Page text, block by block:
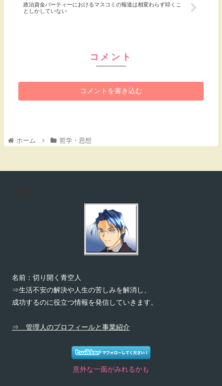
政治資金パーティーにおけるマスコミの報道は相変わらず叩くこ
としかしていない
コメント
コメントを書き込む
ホーム 哲学・思想
名前：切り開く青空人
⇒生活不安の解決や人生の苦しみを解消し、
成功するのに役立つ情報を発信していきます。
⇒ 管理人のプロフィールと事業紹介
意外な一面がみれるかも